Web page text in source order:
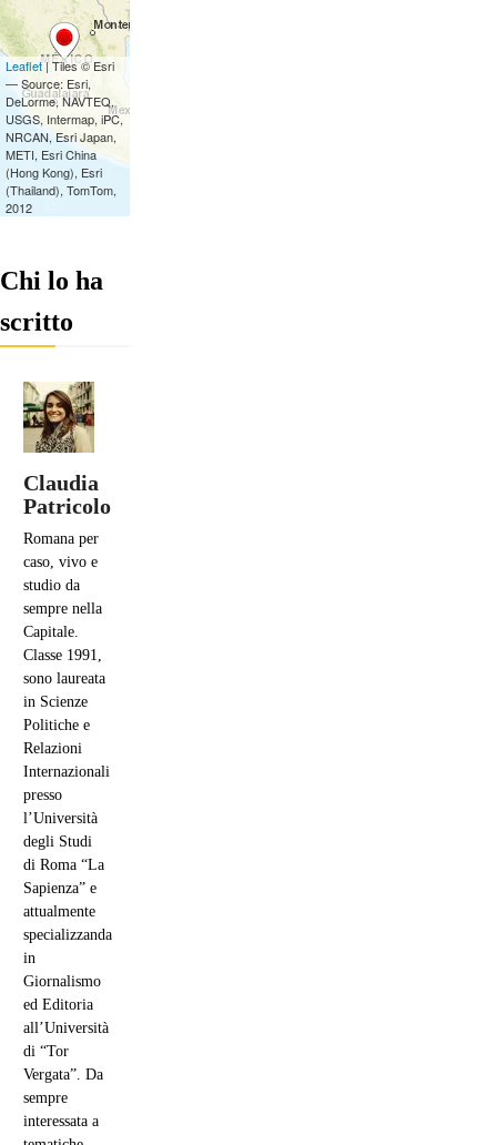
Chi lo ha
scritto
Claudia
Patricolo
Romana per
caso, vivo e
studio da
sempre nella
Capitale.
Classe 1991,
sono laureata
in Scienze
Politiche e
Relazioni
Internazionali
presso
l’Università
degli Studi
di Roma “La
Sapienza” e
attualmente
specializzanda
in
Giornalismo
ed Editoria
all’Università
di “Tor
Vergata”. Da
sempre
interessata a